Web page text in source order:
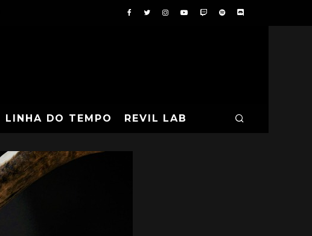
LINHA DO TEMPO REVIL LAB